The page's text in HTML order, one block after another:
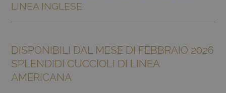
LINEA INGLESE
DISPONIBILI DAL MESE DI FEBBRAIO 2026
SPLENDIDI CUCCIOLI DI LINEA
AMERICANA